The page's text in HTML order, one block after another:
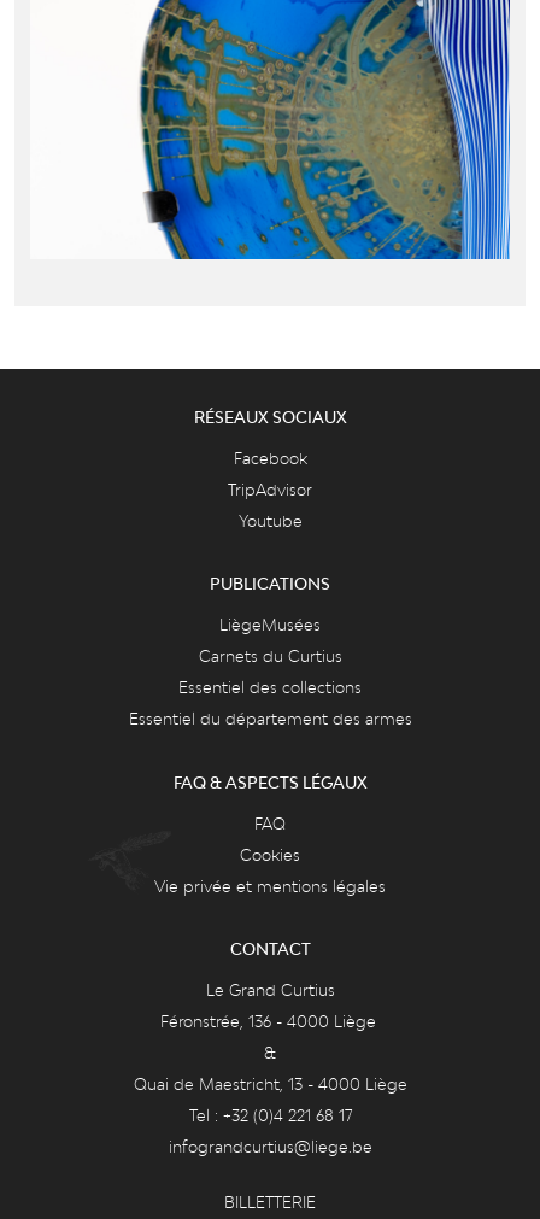
RÉSEAUX SOCIAUX
Facebook
TripAdvisor
Youtube
PUBLICATIONS
LiègeMusées
Carnets du Curtius
Essentiel des collections
Essentiel du département des armes
FAQ & ASPECTS LÉGAUX
FAQ
Cookies
Vie privée et mentions légales
CONTACT
Le Grand Curtius
Féronstrée, 136 - 4000 Liège
&
Quai de Maestricht, 13 - 4000 Liège
Tel : +32 (0)4 221 68 17
infograndcurtius@liege.be
BILLETTERIE